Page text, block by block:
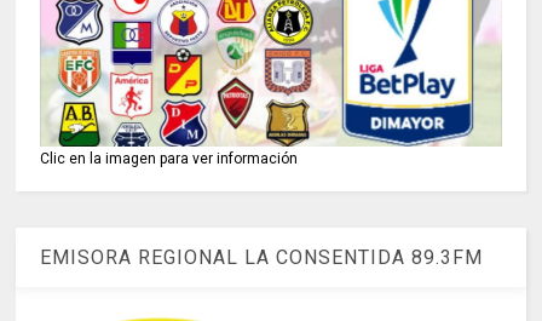
Clic en la imagen para ver información
EMISORA REGIONAL LA CONSENTIDA 89.3FM